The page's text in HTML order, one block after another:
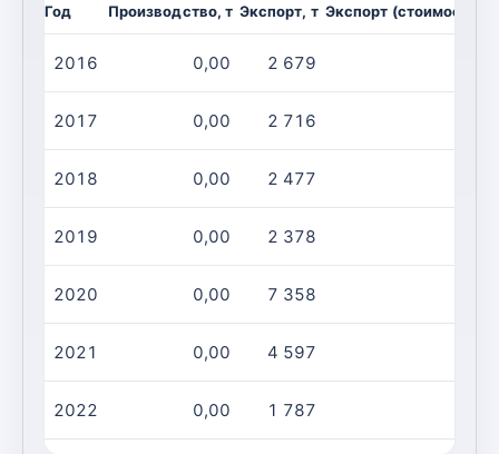
Год Производство, т Экспорт, т Экспорт
2016 0,00 2 679
2017 0,00 2 716
2018 0,00 2 477
2019 0,00 2 378
2020 0,00 7 358
2021 0,00 4 597
2022 0,00 1 787